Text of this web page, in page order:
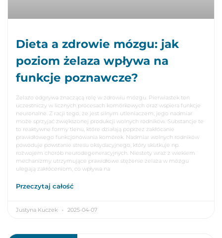
Dieta a zdrowie mózgu: jak
poziom żelaza wpływa na
funkcje poznawcze?
Żelazo odgrywa znaczącą rolę w zdrowiu mózgu. Pierwiastek ten
uczestniczy w licznych procesach komórkowych oraz wspiera funkcje
neuronalne. Z racji tego, że jest silnym utleniaczem, jego nadmiar
może sprzyjać zwiększonej produkcji wolnych rodników. Substancje te
to reaktywne formy tlenu, które działają poprzez zakłócanie
prawidłowego funkcjonowania komórek. Nadmiar wolnych rodników
powoduje powstanie stresu oksydacyjnego, który skutkuje np.
rozwojem chorób neurodegeneracyjnych. Niestety wraz z wiekiem
mechanizmy utrzymujące prawidłowe stężenie żelaza w mózgu
ulegają zakłóceniom, co wpływa na
Przeczytaj całość
Justyna Kuczek 2025-04-07